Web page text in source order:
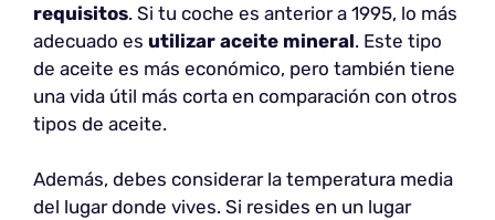
requisitos. Si tu coche es anterior a 1995, lo más
adecuado es utilizar aceite mineral. Este tipo
de aceite es más económico, pero también tiene
una vida útil más corta en comparación con otros
tipos de aceite.
Además, debes considerar la temperatura media
del lugar donde vives. Si resides en un lugar